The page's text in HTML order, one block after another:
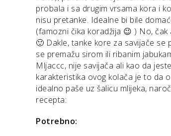
probala i sa drugim vrsama kora i
nisu pretanke. Idealne bi bile
(famozni čika koradžija 😉 ) No,
🙂 Dakle, tanke kore za savijače
se premažu sirom ili ribanim
Mljaccc, nije savijača ali kao da
karakteristika ovog kolača je to da
idealno paše uz šalicu mlijeka,
recepta:
Potrebno: